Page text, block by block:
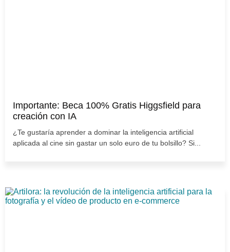
Importante: Beca 100% Gratis Higgsfield para
creación con IA
¿Te gustaría aprender a dominar la inteligencia artificial
aplicada al cine sin gastar un solo euro de tu bolsillo? Si...